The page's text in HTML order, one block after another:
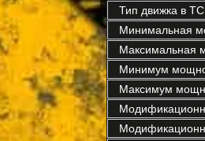
Тип движка в
Минимальная
Максимальная
Минимум
Максимум